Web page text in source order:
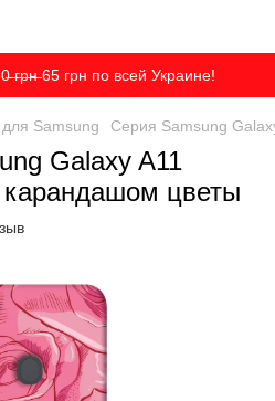
̶г̶р̶н̶ 65 грн по всей Украине!
Samsung Серия Samsung
Galaxy A11
цветы